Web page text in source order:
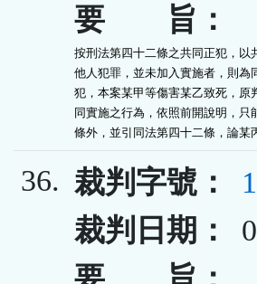
要 旨：
按刑法第四十二條之共同正犯，以
他人犯罪，並未加入實施者，則為
犯，本案某甲等傷害某乙致死，原
同實施之行為，依照前開說明，
條外，並引同法第四十二條，論某
36. 裁判字號：
裁判日期：